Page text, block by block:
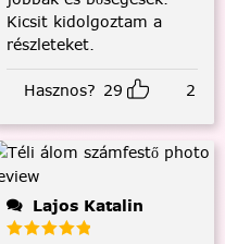
Kicsit kidolgoztam a
részleteket.
Hasznos? 29 2
Lajos Katalin